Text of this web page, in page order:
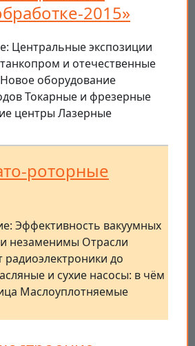
2015»
Центральные экспозиции
и отечественные
оборудование
Токарные и фрезерные
центры Лазерные
роторные
Эффективность вакуумных
незаменимы Отрасли
до
и сухие насосы: в чём
Маслоуплотняемые